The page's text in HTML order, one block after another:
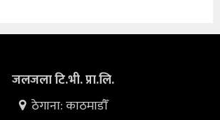
जलजला टि.भी. प्रा.लि.
ठेगाना: काठमाडौँ